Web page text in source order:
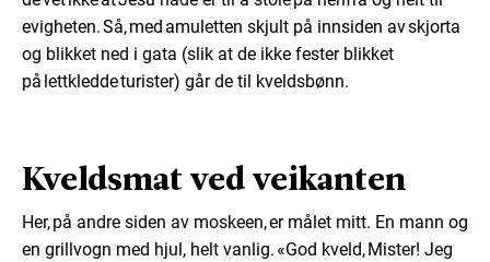
evigheten. Så, med amuletten skjult på innsiden av skjorta
og blikket ned i gata (slik at de ikke fester blikket
på lettkledde turister) går de til kveldsbønn.
Kveldsmat ved veikanten
Her, på andre siden av moskeen, er målet mitt. En mann og
en grillvogn med hjul, helt vanlig. «God kveld, Mister! Jeg